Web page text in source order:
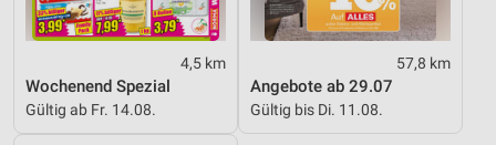
4,5 km
Wochenend Spezial
Gültig ab Fr. 14.08.
57,8 km
Angebote ab 29.07
Gültig bis Di. 11.08.